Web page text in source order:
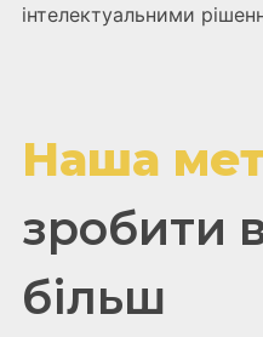
інтелектуальними
Наша
зробити
більш